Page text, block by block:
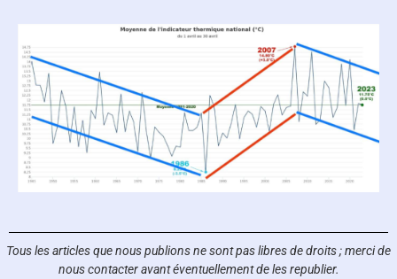
Tous les articles que nous publions ne sont pas libres de droits ;merci de
nous contacter avant éventuellement de les republier.